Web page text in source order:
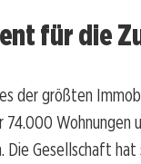
für die
der größten
Wohnungen
Die Gesellschaft hat